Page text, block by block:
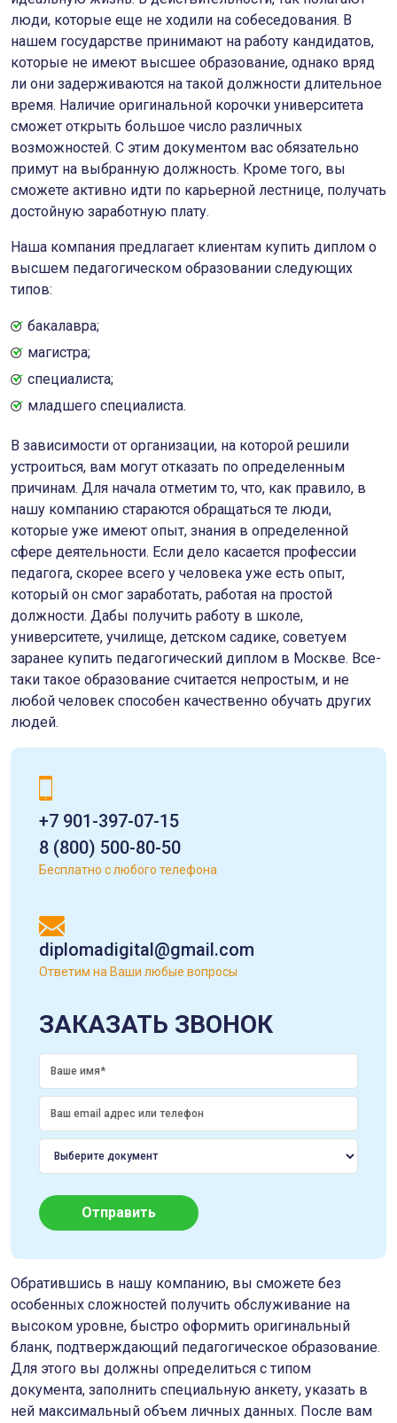
люди, которые еще не ходили на собеседования. В
нашем государстве принимают на работу кандидатов,
которые не имеют высшее образование, однако вряд
ли они задерживаются на такой должности длительное
время. Наличие оригинальной корочки университета
сможет открыть большое число различных
возможностей. С этим документом вас обязательно
примут на выбранную должность. Кроме того, вы
сможете активно идти по карьерной лестнице, получать
достойную заработную плату.
Наша компания предлагает клиентам купить диплом о
высшем педагогическом образовании следующих
типов:
бакалавра;
магистра;
специалиста;
младшего специалиста.
В зависимости от организации, на которой решили
устроиться, вам могут отказать по определенным
причинам. Для начала отметим то, что, как правило, в
нашу компанию стараются обращаться те люди,
которые уже имеют опыт, знания в определенной
сфере деятельности. Если дело касается профессии
педагога, скорее всего у человека уже есть опыт,
который он смог заработать, работая на простой
должности. Дабы получить работу в школе,
университете, училище, детском садике, советуем
заранее купить педагогический диплом в Москве. Все-
таки такое образование считается непростым, и не
любой человек способен качественно обучать других
людей.
+7 901-397-07-15
8 (800) 500-80-50
Бесплатно с любого телефона
diplomadigital@gmail.com
Ответим на Ваши любые вопросы
ЗАКАЗАТЬ ЗВОНОК
Отправить
Обратившись в нашу компанию, вы сможете без
особенных сложностей получить обслуживание на
высоком уровне, быстро оформить оригинальный
бланк, подтверждающий педагогическое образование.
Для этого вы должны определиться с типом
документа, заполнить специальную анкету, указать в
ней максимальный объем личных данных. После вам